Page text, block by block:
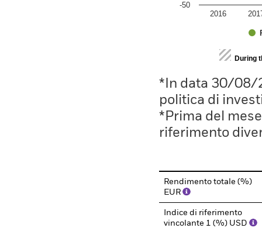
2016
-50
End of interactive chart.
During
*In data 30/08/
politica di
*Prima del
riferimento
Rendimento totale (%)
EUR
Indice di riferimento
vincolante 1 (%) USD